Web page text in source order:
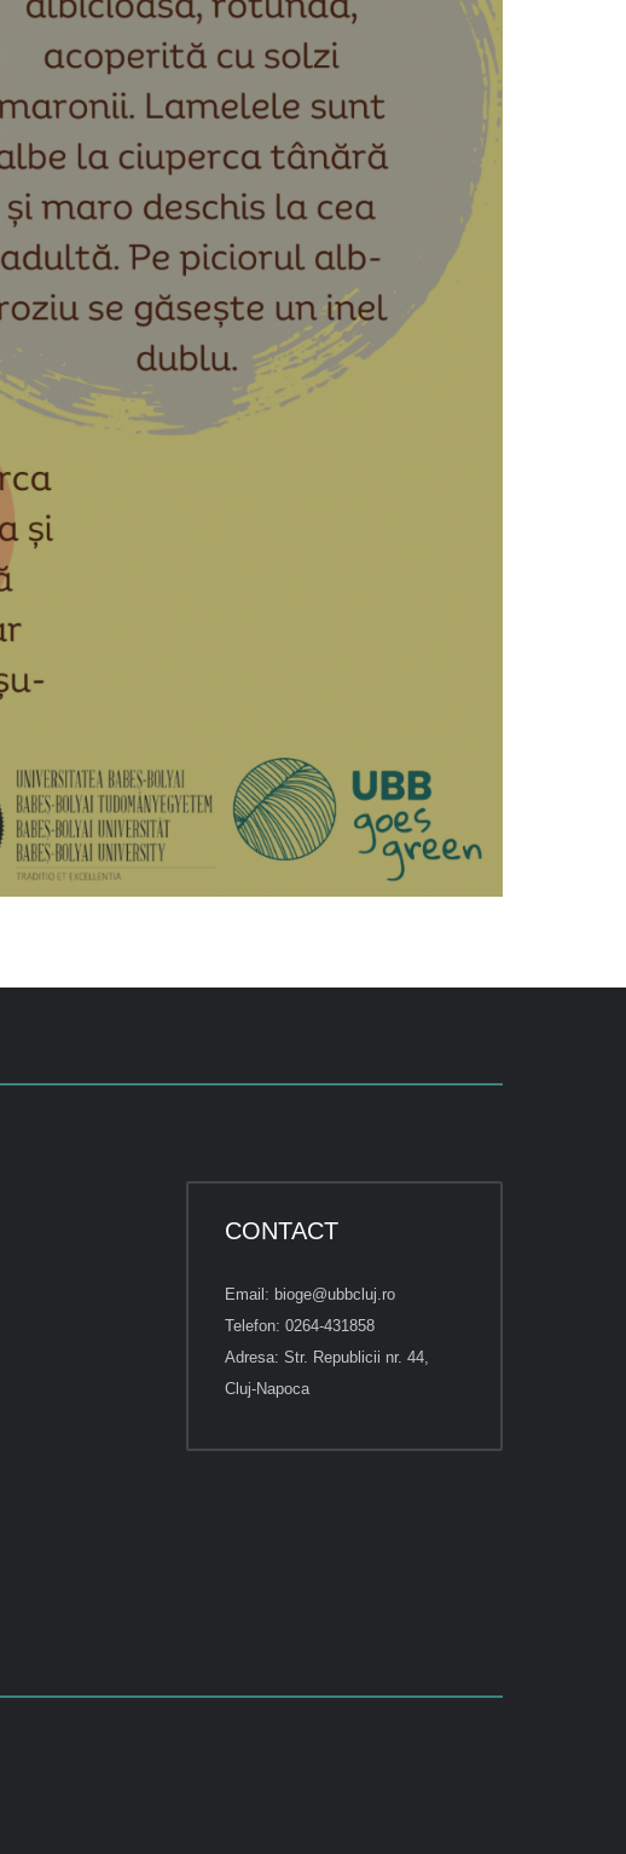
CONTACT
Email: bioge@ubbcluj.ro
Telefon: 0264-431858
Adresa: Str. Republicii nr. 44,
Cluj-Napoca